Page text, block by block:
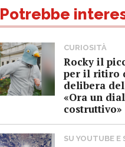
Potrebbe
CURIOSITÀ
Rocky il
per il ritiro
delibera
«Ora un
SU YOUTUBE E